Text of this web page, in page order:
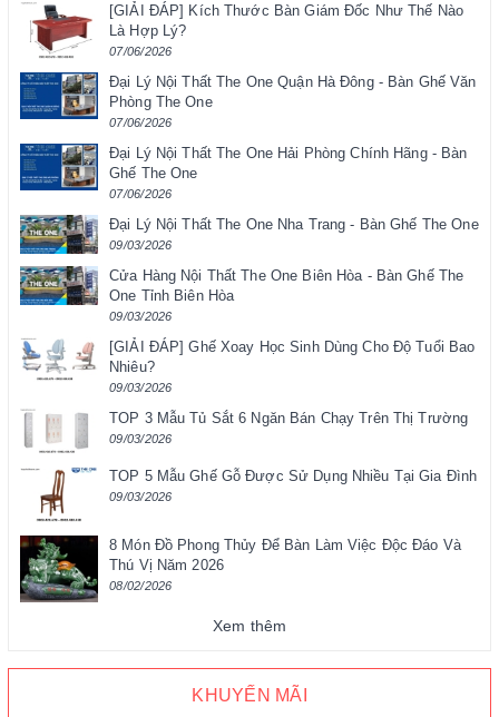
[GIẢI ĐÁP] Kích Thước Bàn Giám Đốc Như Thế Nào
Là Hợp Lý?
07/06/2026
Đại Lý Nội Thất The One Quận Hà Đông - Bàn Ghế Văn
Phòng The One
07/06/2026
Đại Lý Nội Thất The One Hải Phòng Chính Hãng - Bàn
Ghế The One
07/06/2026
Đại Lý Nội Thất The One Nha Trang - Bàn Ghế The One
09/03/2026
Cửa Hàng Nội Thất The One Biên Hòa - Bàn Ghế The
One Tỉnh Biên Hòa
09/03/2026
[GIẢI ĐÁP] Ghế Xoay Học Sinh Dùng Cho Độ Tuổi Bao
Nhiêu?
09/03/2026
TOP 3 Mẫu Tủ Sắt 6 Ngăn Bán Chạy Trên Thị Trường
09/03/2026
TOP 5 Mẫu Ghế Gỗ Được Sử Dụng Nhiều Tại Gia Đình
09/03/2026
8 Món Đồ Phong Thủy Để Bàn Làm Việc Độc Đáo Và
Thú Vị Năm 2026
08/02/2026
Xem thêm
KHUYẾN MÃI